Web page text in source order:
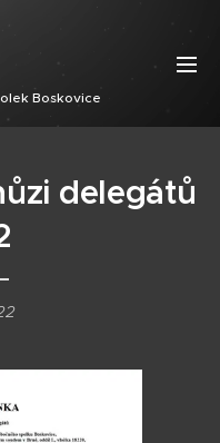
Boskovice
delegátů